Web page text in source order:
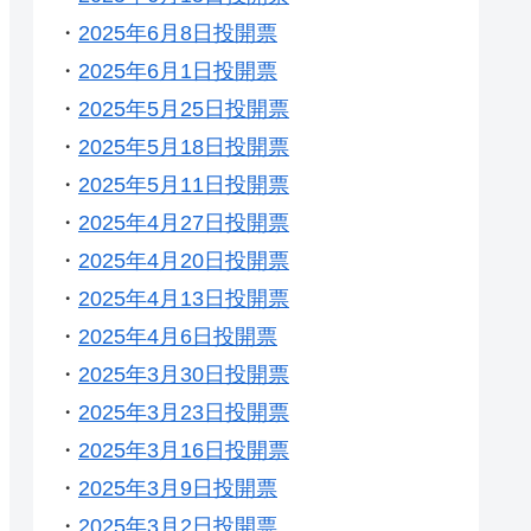
・ 2025年6月8日投開票
・ 2025年6月1日投開票
・ 2025年5月25日投開票
・ 2025年5月18日投開票
・ 2025年5月11日投開票
・ 2025年4月27日投開票
・ 2025年4月20日投開票
・ 2025年4月13日投開票
・ 2025年4月6日投開票
・ 2025年3月30日投開票
・ 2025年3月23日投開票
・ 2025年3月16日投開票
・ 2025年3月9日投開票